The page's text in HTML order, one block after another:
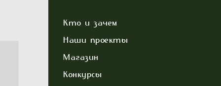
Кто и зачем
Наши проекты
Магазин
Конкурсы